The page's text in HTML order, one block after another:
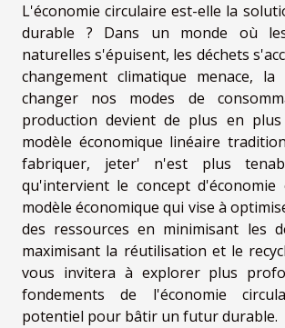
L'économie circulaire est-elle la
durable ? Dans un monde où
naturelles s'épuisent, les déchets
changement climatique menace, la
changer nos modes de
production devient de plus en plus
modèle économique linéaire
fabriquer, jeter' n'est plus
qu'intervient le concept d'économie
modèle économique qui vise à
des ressources en minimisant les
maximisant la réutilisation et le
vous invitera à explorer plus
fondements de l'économie
potentiel pour bâtir un futur durable.